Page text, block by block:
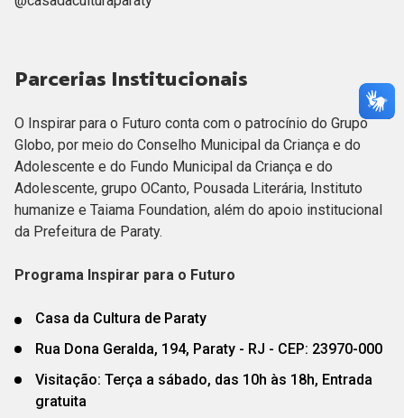
Parcerias Institucionais
O Inspirar para o Futuro conta com o patrocínio do Grupo
Globo, por meio do Conselho Municipal da Criança e do
Adolescente e do Fundo Municipal da Criança e do
Adolescente, grupo OCanto, Pousada Literária, Instituto
humanize e Taiama Foundation, além do apoio institucional
da Prefeitura de Paraty.
Programa Inspirar para o Futuro
Casa da Cultura de Paraty
Rua Dona Geralda, 194, Paraty - RJ - CEP: 23970-000
Visitação: Terça a sábado, das 10h às 18h, Entrada
gratuita